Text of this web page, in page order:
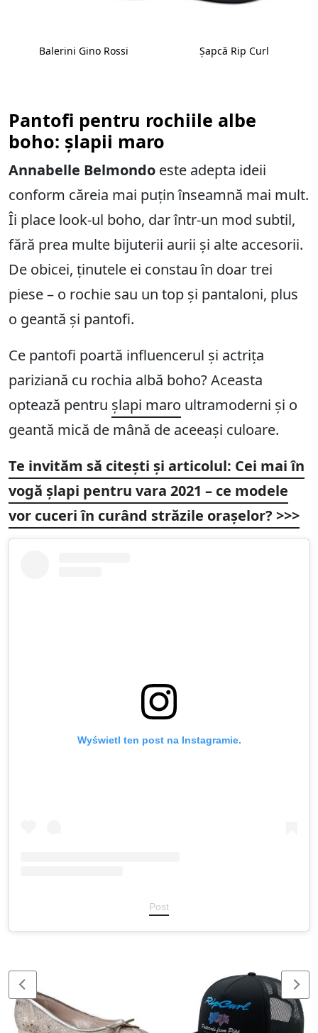
Balerini Gino Rossi Șapcă Rip Curl
Pantofi pentru rochiile albe
boho: șlapii maro
Annabelle Belmondo este adepta ideii
conform căreia mai puțin înseamnă mai mult.
Îi place look-ul boho, dar într-un mod subtil,
fără prea multe bijuterii aurii și alte accesorii.
De obicei, ținutele ei constau în doar trei
piese – o rochie sau un top și pantaloni, plus
o geantă și pantofi.
Ce pantofi poartă influencerul și actrița
pariziană cu rochia albă boho? Aceasta
optează pentru șlapi maro ultramoderni și o
geantă mică de mână de aceeași culoare.
Te invităm să citești și articolul: Cei mai în
vogă șlapi pentru vara 2021 – ce modele
vor cuceri în curând străzile orașelor? >>>
Wyświetl ten post na Instagramie.
Post